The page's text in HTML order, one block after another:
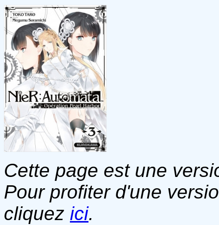
Cette page est une
Pour profiter d'une
cliquez ici.